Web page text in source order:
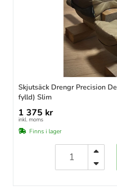
Skjutsäck Drengr Precision
fylld) Slim
1 375 kr
inkl. moms
Finns i lager